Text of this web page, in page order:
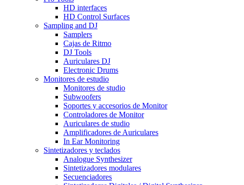
HD interfaces
HD Control Surfaces
Sampling and DJ
Samplers
Cajas de Ritmo
DJ Tools
Auriculares DJ
Electronic Drums
Monitores de estudio
Monitores de studio
Subwoofers
Soportes y accesorios de Monitor
Controladores de Monitor
Auriculares de studio
Amplificadores de Auriculares
In Ear Monitoring
Sintetizadores y teclados
Analogue Synthesizer
Sintetizadores modulares
Secuenciadores